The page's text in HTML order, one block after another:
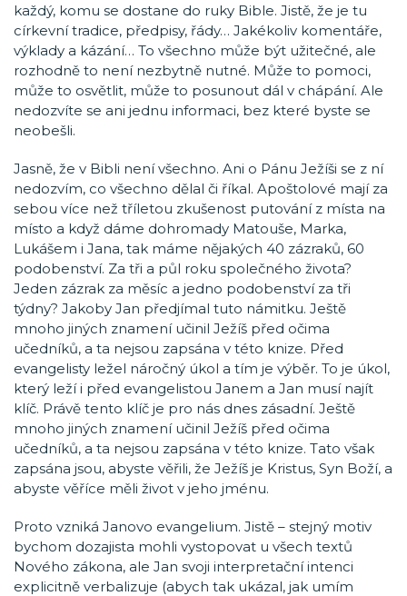
každý, komu se dostane do ruky Bible. Jistě, že je tu
církevní tradice, předpisy, řády… Jakékoliv komentáře,
výklady a kázání… To všechno může být užitečné, ale
rozhodně to není nezbytně nutné. Může to pomoci,
může to osvětlit, může to posunout dál v chápání. Ale
nedozvíte se ani jednu informaci, bez které byste se
neobešli.
Jasně, že v Bibli není všechno. Ani o Pánu Ježíši se z ní
nedozvím, co všechno dělal či říkal. Apoštolové mají za
sebou více než tříletou zkušenost putování z místa na
místo a když dáme dohromady Matouše, Marka,
Lukášem i Jana, tak máme nějakých 40 zázraků, 60
podobenství. Za tři a půl roku společného života?
Jeden zázrak za měsíc a jedno podobenství za tři
týdny? Jakoby Jan předjímal tuto námitku. Ještě
mnoho jiných znamení učinil Ježíš před očima
učedníků, a ta nejsou zapsána v této knize. Před
evangelisty ležel náročný úkol a tím je výběr. To je úkol,
který leží i před evangelistou Janem a Jan musí najít
klíč. Právě tento klíč je pro nás dnes zásadní. Ještě
mnoho jiných znamení učinil Ježíš před očima
učedníků, a ta nejsou zapsána v této knize. Tato však
zapsána jsou, abyste věřili, že Ježíš je Kristus, Syn Boží, a
abyste věříce měli život v jeho jménu.
Proto vzniká Janovo evangelium. Jistě – stejný motiv
bychom dozajista mohli vystopovat u všech textů
Nového zákona, ale Jan svoji interpretační intenci
explicitně verbalizuje (abych tak ukázal, jak umím